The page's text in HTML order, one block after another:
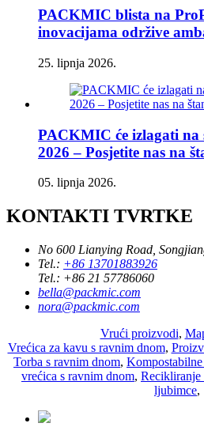
PACKMIC blista na
inovacijama održive
25. lipnja 2026.
PACKMIC će izlagati
2026 – Posjetite nas na
05. lipnja 2026.
KONTAKTI TVRTKE
No 600 Lianying Road,
Tel.: +86 13701883926
Tel.: +86 21 57786060
bella@packmic.com
nora@packmic.com
Vrući proizvodi,
Vrećica za kavu s ravnim dnom,
Torba s ravnim dnom,
vrećica s ravnim dnom, Recikliranje
ljubimce,